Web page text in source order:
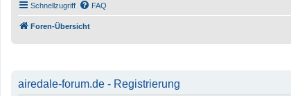
Schnellzugriff FAQ
Foren-Übersicht
airedale-forum.de - Registrierung